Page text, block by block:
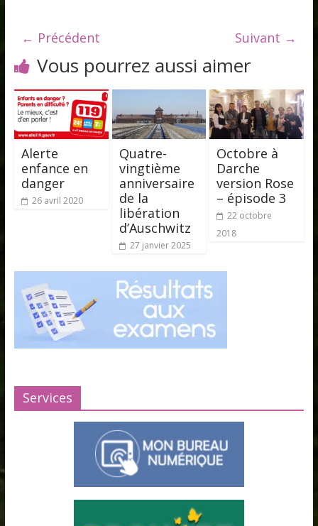
← Précédent Suivant →
Vous pourrez aussi aimer
Alerte
enfance en
danger
26 avril 2020
Quatre-
vingtième
anniversaire
de la
libération
d’Auschwitz
27 janvier 2025
Octobre à
Darche
version Rose
– épisode 3
22 octobre
2018
Services